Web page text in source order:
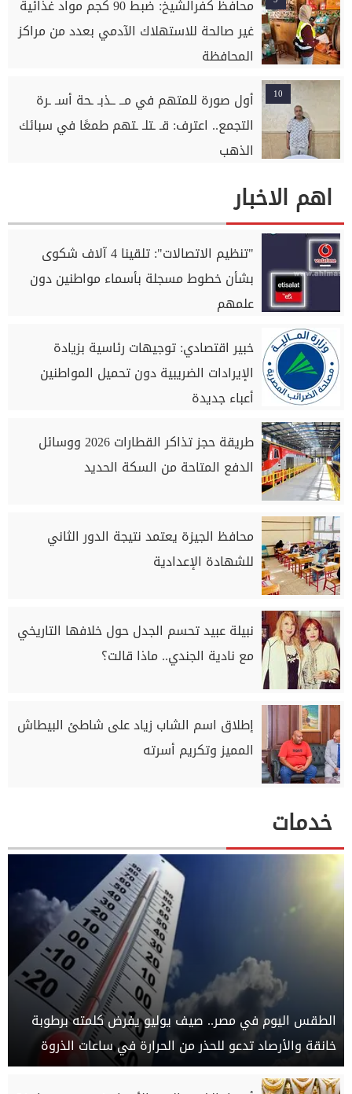
محافظ كفرالشيخ: ضبط 90 كجم مواد غذائية
غير صالحة للاستهلاك الآدمي بعدد من مراكز
المحافظة
10
أول صورة للمتهم في مــ ــذبـ ـحة أسـ ـرة
التجمع.. اعترف: قـ ـتلـ ـتهم طمعًا في سبائك
الذهب
اهم الاخبار
"تنظيم الاتصالات": تلقينا 4 آلاف شكوى
بشأن خطوط مسجلة بأسماء مواطنين دون
علمهم
خبير اقتصادي: توجيهات رئاسية بزيادة
الإيرادات الضريبية دون تحميل المواطنين
أعباء جديدة
طريقة حجز تذاكر القطارات 2026 ووسائل
الدفع المتاحة من السكة الحديد
محافظ الجيزة يعتمد نتيجة الدور الثاني
للشهادة الإعدادية
نبيلة عبيد تحسم الجدل حول خلافها التاريخي
مع نادية الجندي.. ماذا قالت؟
إطلاق اسم الشاب زياد على شاطئ البيطاش
المميز وتكريم أسرته
خدمات
الطقس اليوم في مصر.. صيف يوليو يفرض كلمته برطوبة
خانقة والأرصاد تدعو للحذر من الحرارة في ساعات الذروة